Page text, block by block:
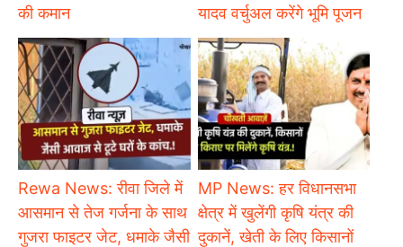
की कमान
यादव वर्चुअल करेंगे भूमि पूजन
Rewa News: रीवा जिले में
आसमान से तेज गर्जना के साथ
गुजरा फाइटर जेट, धमाके जैसी
MP News: हर विधानसभा
क्षेत्र में खुलेंगी कृषि यंत्र की
दुकानें, खेती के लिए किसानों